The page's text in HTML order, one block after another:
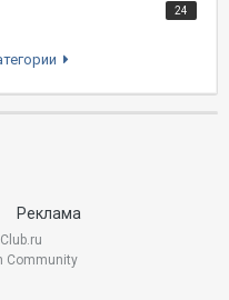
24
Реклама
Community